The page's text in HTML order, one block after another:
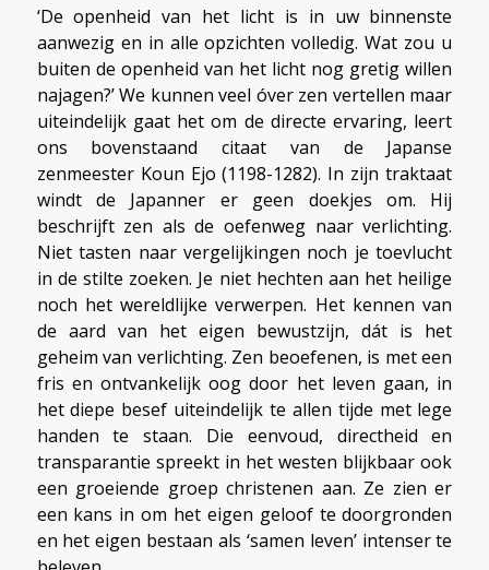
‘De openheid van het licht is in uw binnenste
aanwezig en in alle opzichten volledig. Wat zou u
buiten de openheid van het licht nog gretig willen
najagen?’ We kunnen veel óver zen vertellen maar
uiteindelijk gaat het om de directe ervaring, leert
ons bovenstaand citaat van de Japanse
zenmeester Koun Ejo (1198-1282). In zijn traktaat
windt de Japanner er geen doekjes om. Hij
beschrijft zen als de oefenweg naar verlichting.
Niet tasten naar vergelijkingen noch je toevlucht
in de stilte zoeken. Je niet hechten aan het heilige
noch het wereldlijke verwerpen. Het kennen van
de aard van het eigen bewustzijn, dát is het
geheim van verlichting. Zen beoefenen, is met een
fris en ontvankelijk oog door het leven gaan, in
het diepe besef uiteindelijk te allen tijde met lege
handen te staan. Die eenvoud, directheid en
transparantie spreekt in het westen blijkbaar ook
een groeiende groep christenen aan. Ze zien er
een kans in om het eigen geloof te doorgronden
en het eigen bestaan als ‘samen leven’ intenser te